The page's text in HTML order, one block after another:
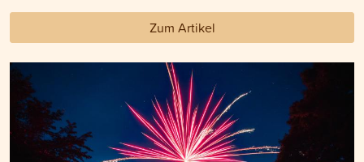
Zum Artikel